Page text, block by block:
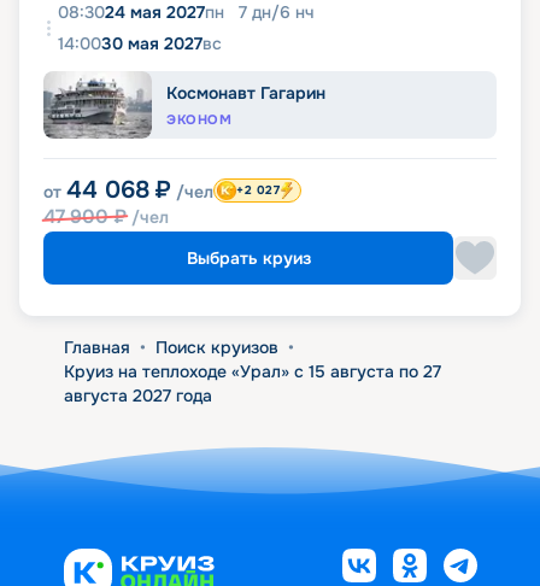
08:3024 мая 2027пн 7 дн/6 нч
14:0030 мая 2027вс
Космонавт Гагарин
ЭКОНОМ
от 44 068 ₽ /чел
47 900₽ /чел
+2 027
Выбрать круиз
Главная • Поиск круизов •
Круиз на теплоходе «Урал» с 15 августа по 27
августа 2027 года